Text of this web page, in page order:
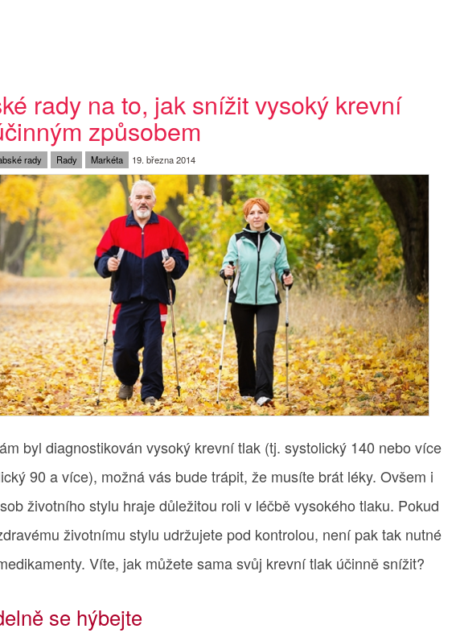
rady na to, jak snížit vysoký krevní
způsobem
rady Rady Markéta 19. března 2014
byl diagnostikován vysoký krevní tlak (tj. systolický 140 nebo více
90 a více), možná vás bude trápit, že musíte brát léky. Ovšem i
životního stylu hraje důležitou roli v léčbě vysokého tlaku. Pokud
životnímu stylu udržujete pod kontrolou, není pak tak nutné
Víte, jak můžete sama svůj krevní tlak účinně snížit?
se hýbejte